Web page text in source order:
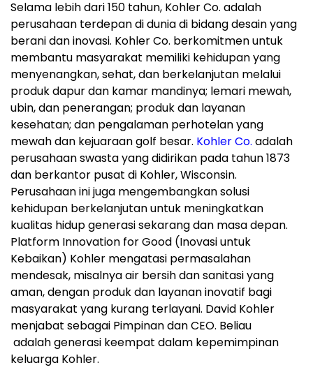
Selama lebih dari 150 tahun, Kohler Co. adalah
perusahaan terdepan di dunia di bidang desain yang
berani dan inovasi. Kohler Co. berkomitmen untuk
membantu masyarakat memiliki kehidupan yang
menyenangkan, sehat, dan berkelanjutan melalui
produk dapur dan kamar mandinya; lemari mewah,
ubin, dan penerangan; produk dan layanan
kesehatan; dan pengalaman perhotelan yang
mewah dan kejuaraan golf besar. Kohler Co. adalah
perusahaan swasta yang didirikan pada tahun 1873
dan berkantor pusat di Kohler, Wisconsin.
Perusahaan ini juga mengembangkan solusi
kehidupan berkelanjutan untuk meningkatkan
kualitas hidup generasi sekarang dan masa depan.
Platform Innovation for Good (Inovasi untuk
Kebaikan) Kohler mengatasi permasalahan
mendesak, misalnya air bersih dan sanitasi yang
aman, dengan produk dan layanan inovatif bagi
masyarakat yang kurang terlayani. David Kohler
menjabat sebagai Pimpinan dan CEO. Beliau
adalah generasi keempat dalam kepemimpinan
keluarga Kohler.